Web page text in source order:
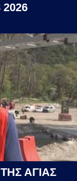
ΑΓΙΑΣ